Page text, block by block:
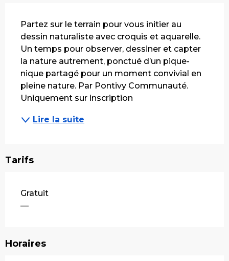
Partez sur le terrain pour vous initier au
dessin naturaliste avec croquis et aquarelle.
Un temps pour observer, dessiner et capter
la nature autrement, ponctué d’un pique-
nique partagé pour un moment convivial en
pleine nature. Par Pontivy Communauté.
Uniquement sur inscription
Lire la suite
Tarifs
Gratuit
—
Horaires